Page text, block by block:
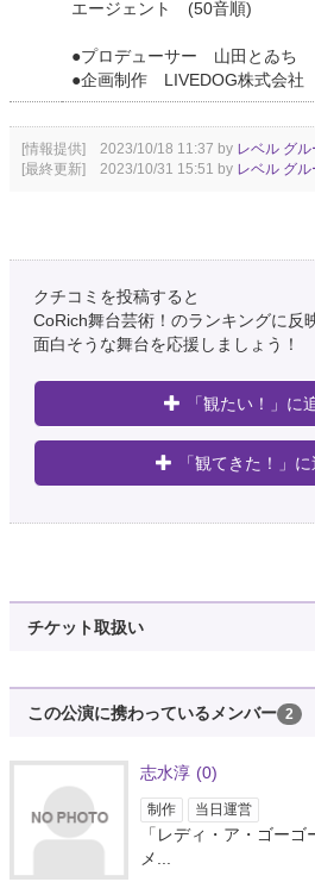
エージェント (50音順)
●プロデューサー 山田とゐち
●企画制作 LIVEDOG株式会社
[情報提供] 2023/10/18 11:37 by レベル グル
[最終更新] 2023/10/31 15:51 by レベル グル
クチコミを投稿すると
CoRich舞台芸術！のランキングに反
面白そうな舞台を応援しましょう！
「観たい！」に
「観てきた！」
チケット取扱い
この公演に携わっているメンバー 2
志水淳 (0)
制作 当日運営
「レディ・ア・ゴー
メ...